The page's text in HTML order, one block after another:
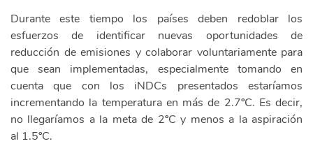
Durante este tiempo los países deben redoblar los
esfuerzos de identificar nuevas oportunidades de
reducción de emisiones y colaborar voluntariamente para
que sean implementadas, especialmente tomando en
cuenta que con los iNDCs presentados estaríamos
incrementando la temperatura en más de 2.7ºC. Es decir,
no llegaríamos a la meta de 2ºC y menos a la aspiración
al 1.5ºC.